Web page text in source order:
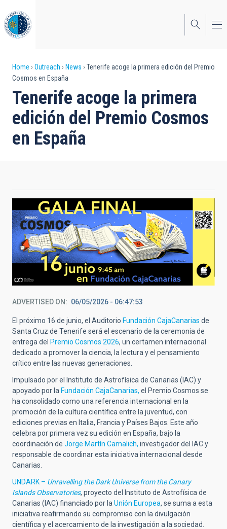
to
main
content
Breadcrumb
Home Outreach News
Tenerife acoge la primera edición del Premio
Cosmos en España
Tenerife acoge la primera
edición del Premio Cosmos
en España
ADVERTISED ON 06/05/2026 - 06:47:53
El próximo 16 de junio, el Auditorio Fundación CajaCanarias de
Santa Cruz de Tenerife será el escenario de la ceremonia de
entrega del Premio Cosmos 2026, un certamen internacional
dedicado a promover la ciencia, la lectura y el pensamiento
crítico entre las nuevas generaciones.
Impulsado por el Instituto de Astrofísica de Canarias (IAC) y
apoyado por la Fundación CajaCanarias, el Premio Cosmos se
ha consolidado como una referencia internacional en la
promoción de la cultura científica entre la juventud, con
ediciones previas en Italia, Francia y Países Bajos. Este año
celebra por primera vez su edición en España, bajo la
coordinación de Jorge Martín Camalich, investigador del IAC y
responsable de coordinar esta iniciativa internacional desde
Canarias.
UNDARK – Unravelling the Dark Universe from the Canary
Islands Observatories, proyecto del Instituto de Astrofísica de
Canarias (IAC) financiado por la Unión Europea, se suma a esta
iniciativa reafirmando su compromiso con la divulgación
científica y el acercamiento de la investigación a la sociedad.